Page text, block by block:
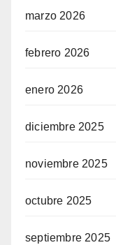
marzo 2026
febrero 2026
enero 2026
diciembre 2025
noviembre 2025
octubre 2025
septiembre 2025